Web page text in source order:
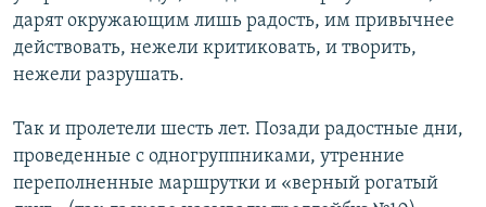
дарят окружающим лишь радость, им привычнее
действовать, нежели критиковать, и творить,
нежели разрушать.
Так и пролетели шесть лет. Позади радостные дни,
проведенные с одногруппниками, утренние
переполненные маршрутки и «верный рогатый